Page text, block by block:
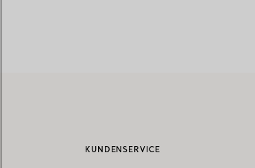
KUNDENSERVICE